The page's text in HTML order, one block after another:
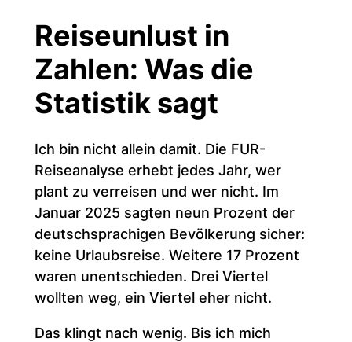
Reiseunlust in
Zahlen: Was die
Statistik sagt
Ich bin nicht allein damit. Die FUR-
Reiseanalyse erhebt jedes Jahr, wer
plant zu verreisen und wer nicht. Im
Januar 2025 sagten neun Prozent der
deutschsprachigen Bevölkerung sicher:
keine Urlaubsreise. Weitere 17 Prozent
waren unentschieden. Drei Viertel
wollten weg, ein Viertel eher nicht.
Das klingt nach wenig. Bis ich mich